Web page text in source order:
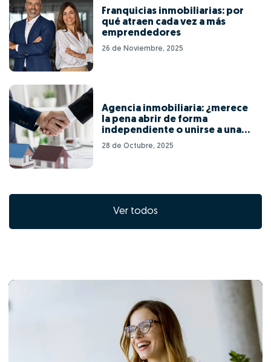
Franquicias inmobiliarias: por
qué atraen cada vez a más
emprendedores
26 de Noviembre, 2025
Agencia inmobiliaria: ¿merece
la pena abrir de forma
independiente o unirse a una
red de franquicias?
28 de Octubre, 2025
Ver todos